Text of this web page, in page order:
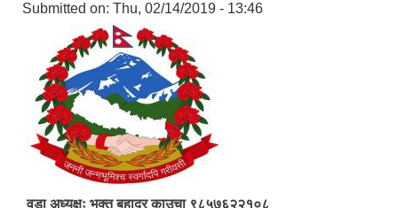
Submitted on: Thu, 02/14/2019 - 13:46
वडा अध्यक्षः भक्त बहादुर काउचा ९८५७६२२१०८